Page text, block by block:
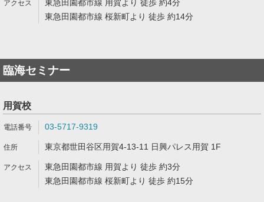
東急田園都市線 用賀より 徒歩 約4分
東急田園都市線 桜新町より 徒歩 約14分
臨海セミナー
用賀校
03-5717-9319
東京都世田谷区用賀4-13-11 日興パレス用賀 1F
東急田園都市線 用賀より 徒歩 約3分
東急田園都市線 桜新町より 徒歩 約15分